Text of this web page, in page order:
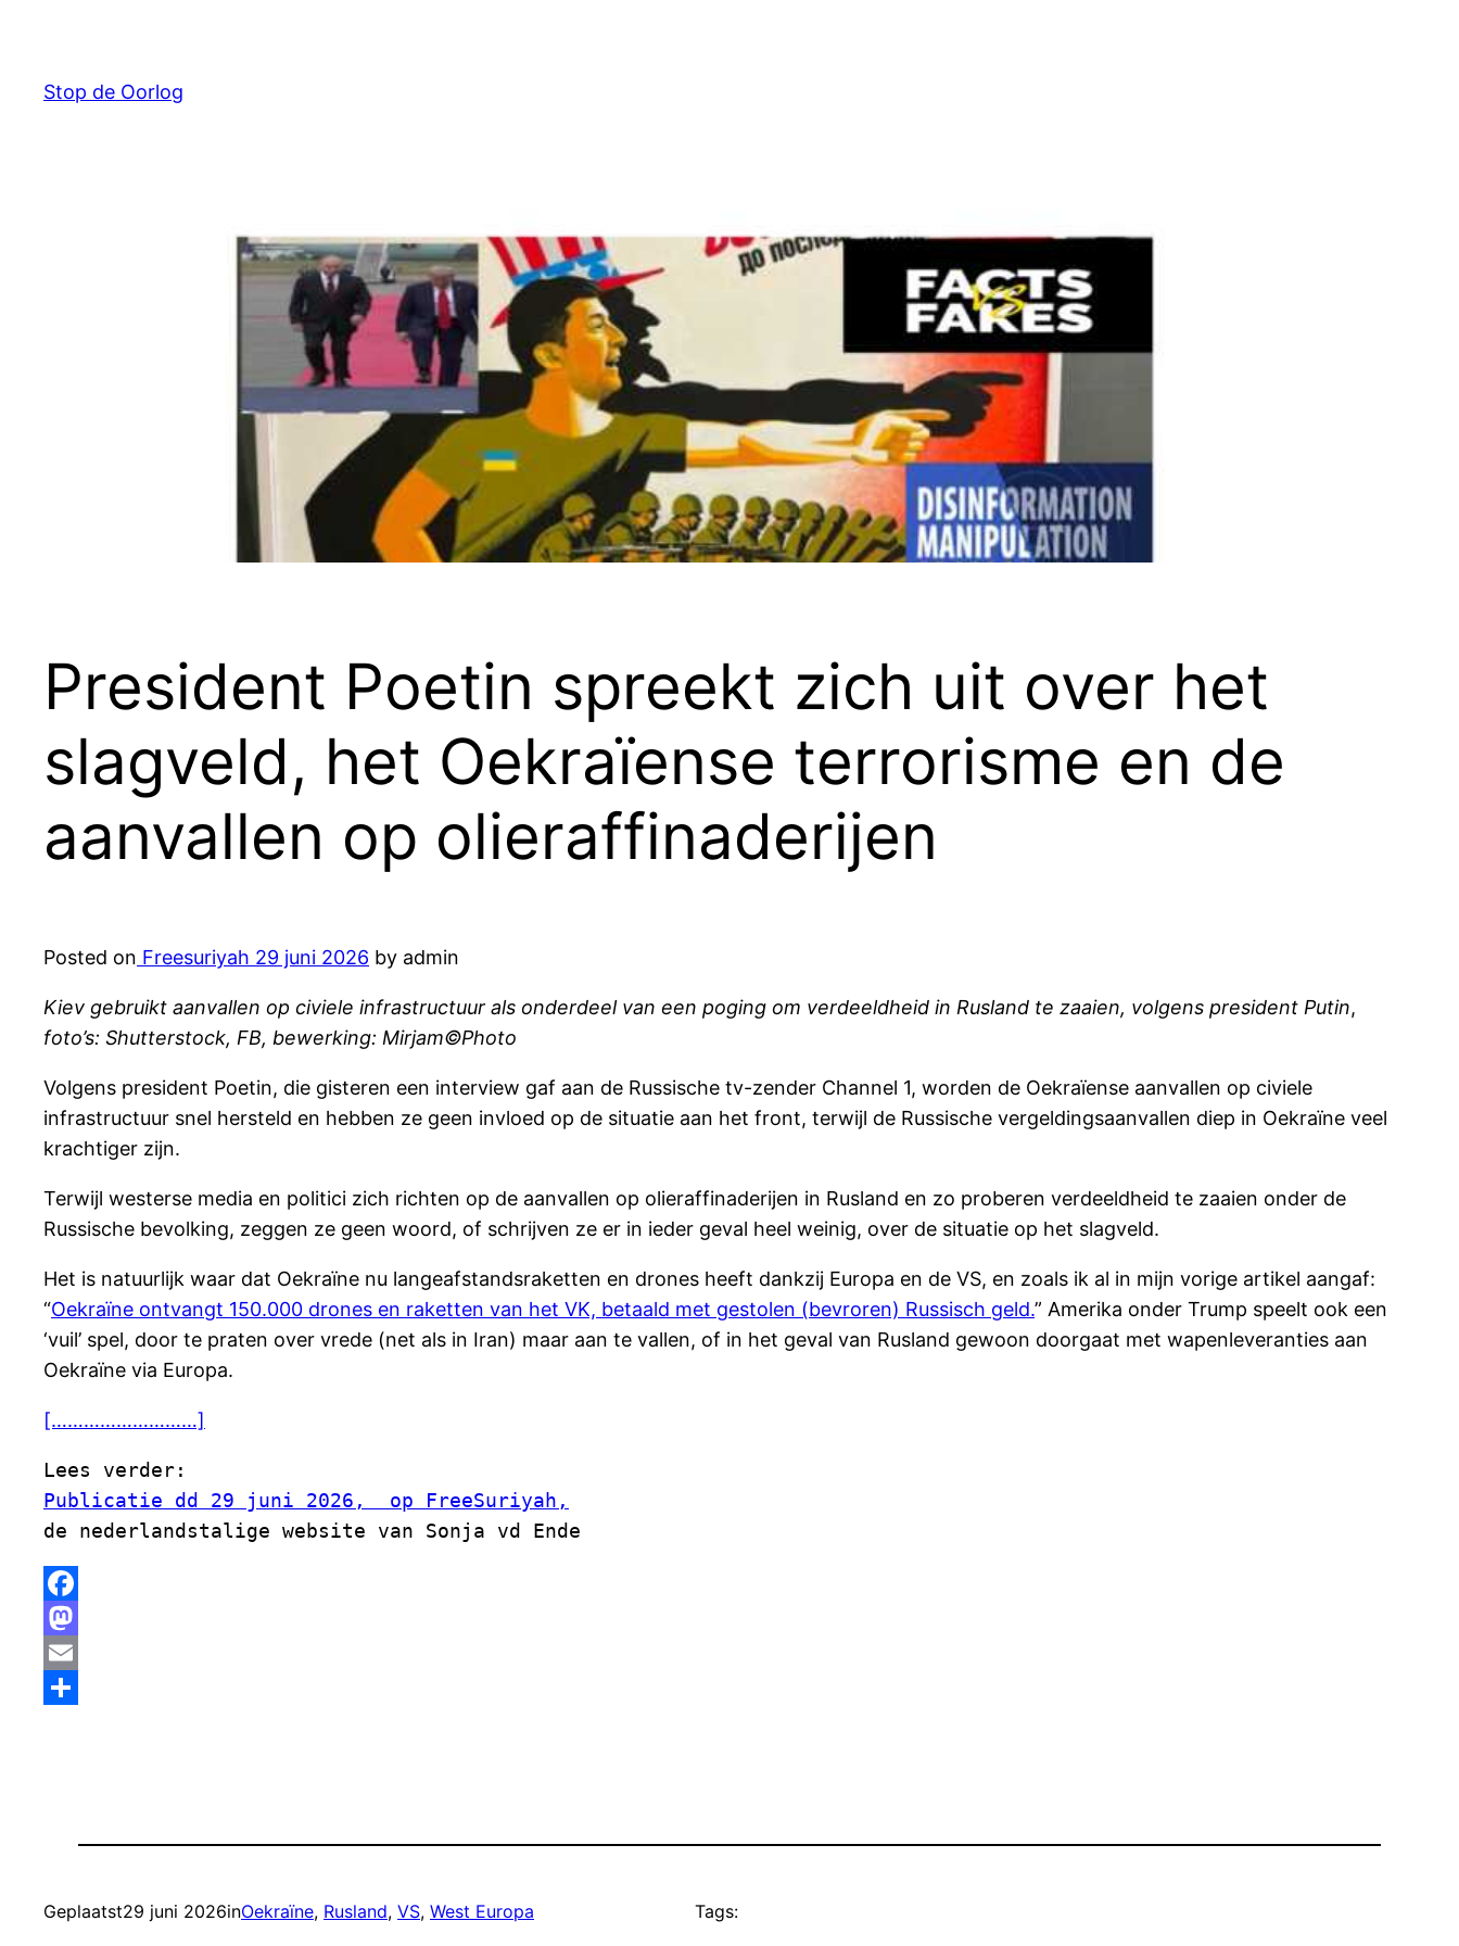
Stop de Oorlog
President Poetin spreekt zich uit over het
slagveld, het Oekraïense terrorisme en de
aanvallen op olieraffinaderijen
Posted on Freesuriyah 29 juni 2026 by admin
Kiev gebruikt aanvallen op civiele infrastructuur als onderdeel van een poging om verdeeldheid in Rusland te zaaien, volgens president Putin,
foto’s: Shutterstock, FB, bewerking: Mirjam©Photo
Volgens president Poetin, die gisteren een interview gaf aan de Russische tv-zender Channel 1, worden de Oekraïense aanvallen op civiele
infrastructuur snel hersteld en hebben ze geen invloed op de situatie aan het front, terwijl de Russische vergeldingsaanvallen diep in Oekraïne veel
krachtiger zijn.
Terwijl westerse media en politici zich richten op de aanvallen op olieraffinaderijen in Rusland en zo proberen verdeeldheid te zaaien onder de
Russische bevolking, zeggen ze geen woord, of schrijven ze er in ieder geval heel weinig, over de situatie op het slagveld.
Het is natuurlijk waar dat Oekraïne nu langeafstandsraketten en drones heeft dankzij Europa en de VS, en zoals ik al in mijn vorige artikel aangaf:
“Oekraïne ontvangt 150.000 drones en raketten van het VK, betaald met gestolen (bevroren) Russisch geld.” Amerika onder Trump speelt ook een
‘vuil’ spel, door te praten over vrede (net als in Iran) maar aan te vallen, of in het geval van Rusland gewoon doorgaat met wapenleveranties aan
Oekraïne via Europa.
[………………………]
Lees verder:
Publicatie dd 29 juni 2026,  op FreeSuriyah,
de nederlandstalige website van Sonja vd Ende
Facebook
Mastodon
Email
Geplaatst29 juni 2026inOekraïne, Rusland, VS, West Europa Tags: